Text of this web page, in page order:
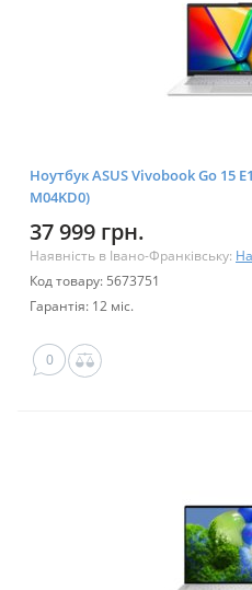
Ноутбук ASUS Vivobook Go 15
M04KD0)
37 999 грн.
Наявність в Івано-Франківську:
Код товару: 5673751
Гарантія: 12 міс.
0